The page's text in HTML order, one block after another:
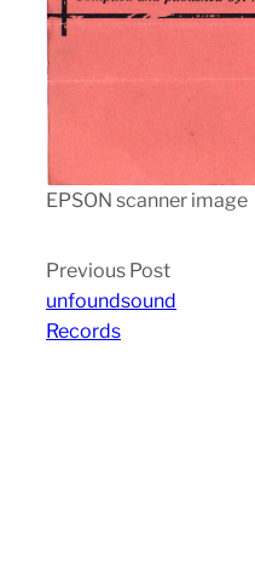
EPSON scanner image
Previous Post
unfoundsound
Records